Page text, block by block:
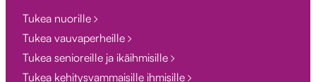
Tukea nuorille
Tukea vauvaperheille
Tukea senioreille ja ikäihmisille
Tukea kehitysvammaisille ihmisille